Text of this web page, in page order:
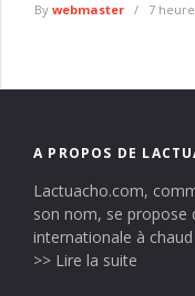
By webmaster 7
A PROPOS DE
Lactuacho.com,
son nom, se propose
internationale à
>> Lire la suite